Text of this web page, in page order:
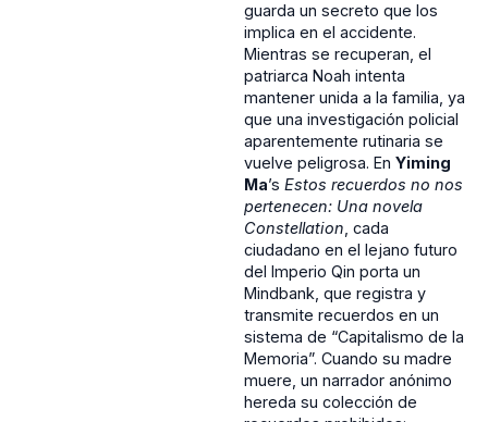
guarda un secreto que los
implica en el accidente.
Mientras se recuperan, el
patriarca Noah intenta
mantener unida a la familia, ya
que una investigación policial
aparentemente rutinaria se
vuelve peligrosa. En Yiming
Ma’s Estos recuerdos no nos
pertenecen: Una novela
Constellation, cada
ciudadano en el lejano futuro
del Imperio Qin porta un
Mindbank, que registra y
transmite recuerdos en un
sistema de “Capitalismo de la
Memoria”. Cuando su madre
muere, un narrador anónimo
hereda su colección de